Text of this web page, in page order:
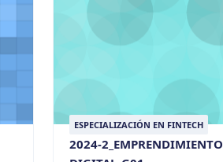
ESPECIALIZACIÓN EN FINTECH
2024-2_EMPRENDIMIENTO